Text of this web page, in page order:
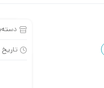
تاریخ